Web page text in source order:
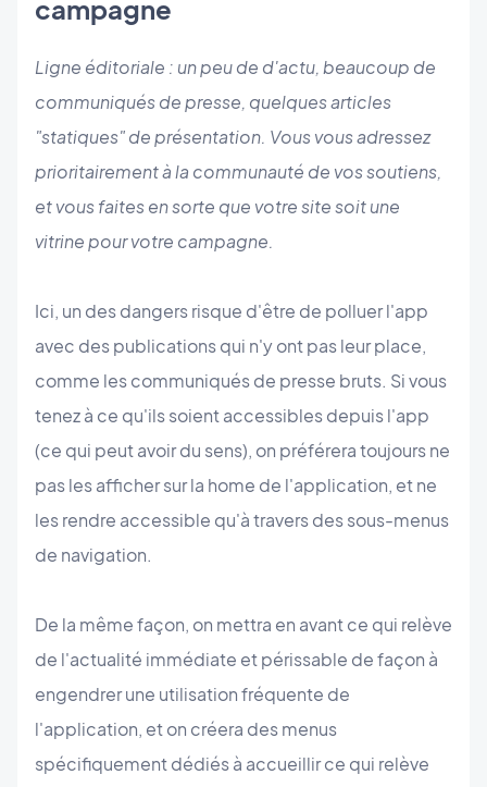
campagne
Ligne éditoriale : un peu de d'actu, beaucoup de
communiqués de presse, quelques articles
"statiques" de présentation. Vous vous adressez
prioritairement à la communauté de vos soutiens,
et vous faites en sorte que votre site soit une
vitrine pour votre campagne.
Ici, un des dangers risque d'être de polluer l'app
avec des publications qui n'y ont pas leur place,
comme les communiqués de presse bruts. Si vous
tenez à ce qu'ils soient accessibles depuis l'app
(ce qui peut avoir du sens), on préférera toujours ne
pas les afficher sur la home de l'application, et ne
les rendre accessible qu'à travers des sous-menus
de navigation.
De la même façon, on mettra en avant ce qui relève
de l'actualité immédiate et périssable de façon à
engendrer une utilisation fréquente de
l'application, et on créera des menus
spécifiquement dédiés à accueillir ce qui relève